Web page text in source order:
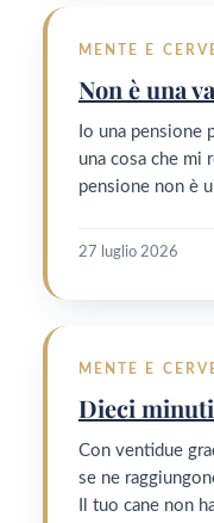
MENTE E
Non è una
Io una pensione
una cosa che mi
pensione non è
27 luglio 2026
MENTE E
Dieci
Con ventidue
se ne
Il tuo cane non